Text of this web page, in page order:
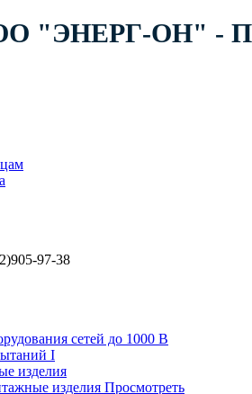
"ЭНЕРГ-ОН" -
97-38
сетей до 1000 В
I
изделия
изделия Просмотреть